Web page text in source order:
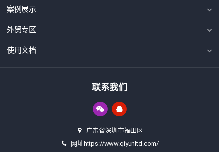
案例展示
外贸专区
使用文档
联系我们
广东省深圳市福田区
网址https://www.qiyunltd.com/